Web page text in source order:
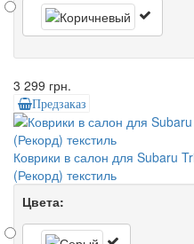
3 299 грн.
Предзаказ
Коврики в салон для Subaru
(Рекорд) текстиль
Цвета: